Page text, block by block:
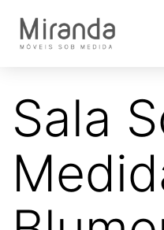
Sala